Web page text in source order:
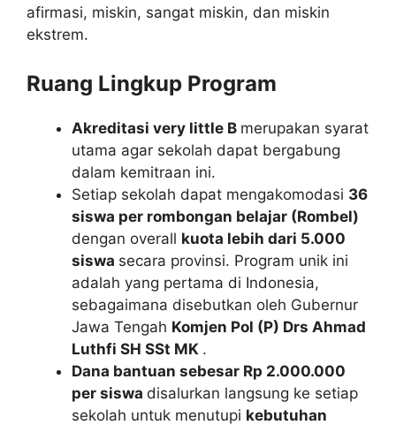
afirmasi, miskin, sangat miskin, dan miskin
ekstrem.
Ruang Lingkup Program
Akreditasi very little B merupakan syarat
utama agar sekolah dapat bergabung
dalam kemitraan ini.
Setiap sekolah dapat mengakomodasi 36
siswa per rombongan belajar (Rombel)
dengan overall kuota lebih dari 5.000
siswa secara provinsi. Program unik ini
adalah yang pertama di Indonesia,
sebagaimana disebutkan oleh Gubernur
Jawa Tengah Komjen Pol (P) Drs Ahmad
Luthfi SH SSt MK .
Dana bantuan sebesar Rp 2.000.000
per siswa disalurkan langsung ke setiap
sekolah untuk menutupi kebutuhan